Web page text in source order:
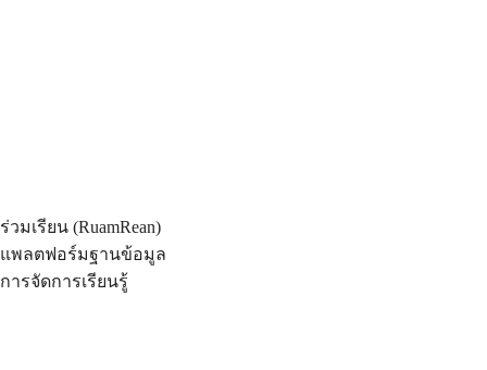
ร่วมเรียน (RuamRean)
แพลตฟอร์มฐานข้อมูล
การจัดการเรียนรู้